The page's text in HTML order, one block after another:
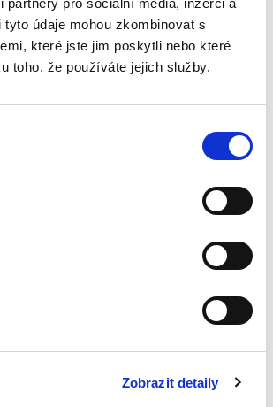
pro sociální média, inzerci a
tyto údaje mohou zkombinovat s
které jste jim poskytli nebo které
toho, že používáte jejich služby.
Zobrazit detaily
Nepominutelný
dědic a jeho
dědice, jeho vydědění a
což jsou témata, která se po přijetí
aktuální v...